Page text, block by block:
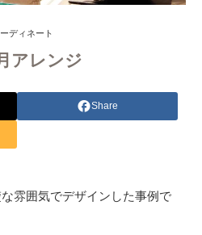
ディネート
アレンジ
Share
雰囲気でデザインした事例で